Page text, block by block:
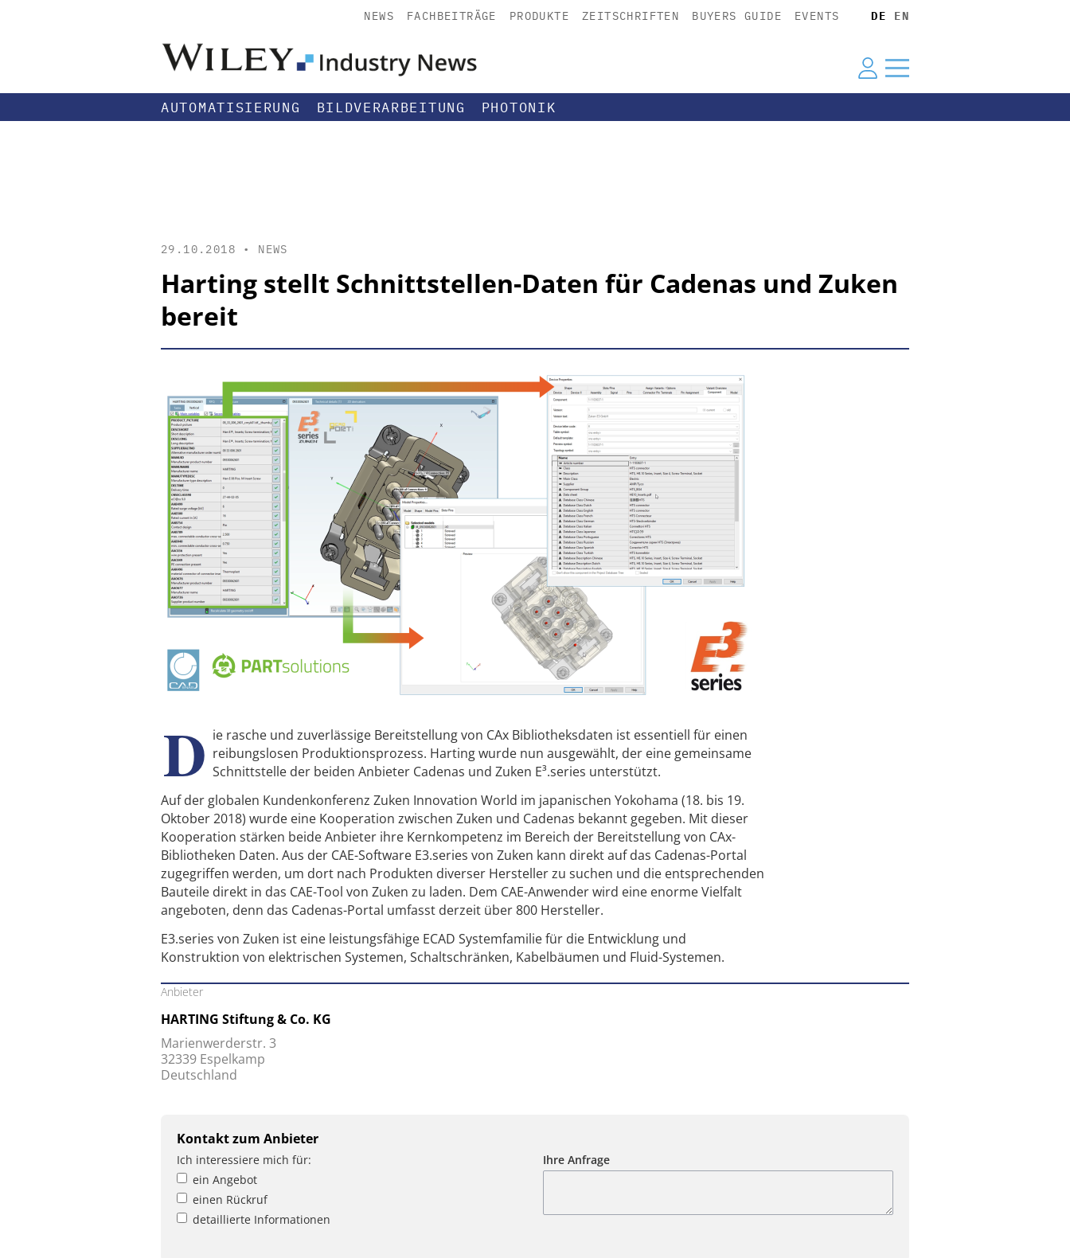
NEWS FACHBEITRÄGE PRODUKTE ZEITSCHRIFTEN BUYERS GUIDE EVENTS DE EN
AUTOMATISIERUNG BILDVERARBEITUNG PHOTONIK
29.10.2018 • NEWS
Harting stellt Schnittstellen-Daten für Cadenas und Zuken
bereit
D ie rasche und zuverlässige Bereitstellung von CAx Bibliotheksdaten ist essentiell für einen
reibungslosen Produktionsprozess. Harting wurde nun ausgewählt, der eine gemeinsame
Schnittstelle der beiden Anbieter Cadenas und Zuken E³.series unterstützt.
Auf der globalen Kundenkonferenz Zuken Innovation World im japanischen Yokohama (18. bis 19.
Oktober 2018) wurde eine Kooperation zwischen Zuken und Cadenas bekannt gegeben. Mit dieser
Kooperation stärken beide Anbieter ihre Kernkompetenz im Bereich der Bereitstellung von CAx-
Bibliotheken Daten. Aus der CAE-Software E3.series von Zuken kann direkt auf das Cadenas-Portal
zugegriffen werden, um dort nach Produkten diverser Hersteller zu suchen und die entsprechenden
Bauteile direkt in das CAE-Tool von Zuken zu laden. Dem CAE-Anwender wird eine enorme Vielfalt
angeboten, denn das Cadenas-Portal umfasst derzeit über 800 Hersteller.
E3.series von Zuken ist eine leistungsfähige ECAD Systemfamilie für die Entwicklung und
Konstruktion von elektrischen Systemen, Schaltschränken, Kabelbäumen und Fluid-Systemen.
Anbieter
HARTING Stiftung & Co. KG
Marienwerderstr. 3
32339 Espelkamp
Deutschland
Kontakt zum Anbieter
Ich interessiere mich für:
ein Angebot
einen Rückruf
detaillierte Informationen
Ihre Anfrage